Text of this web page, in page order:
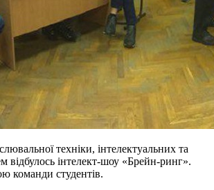
техніки, інтелектуальних та
відбулось інтелект-шоу «Брейн-ринг».
команди студентів.